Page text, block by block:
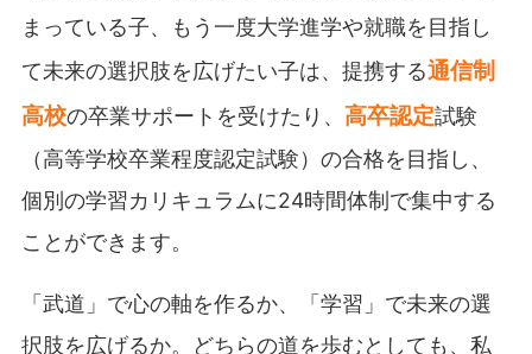
まっている子、もう一度大学進学や就職を目指し
て未来の選択肢を広げたい子は、提携する通信制
高校の卒業サポートを受けたり、 高卒認定試験
（高等学校卒業程度認定試験）の合格を目指し、
個別の学習カリキュラムに24時間体制で集中する
ことができます。
「武道」で心の軸を作るか、「学習」で未来の選
択肢を広げるか。どちらの道を歩むとしても、私